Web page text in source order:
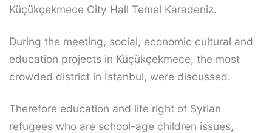
Küçükçekmece City Hall Temel Karadeniz.
During the meeting, social, economic cultural and
education projects in Küçükçekmece, the most
crowded district in İstanbul, were discussed.
Therefore education and life right of Syrian
refugees who are school-age children issues,